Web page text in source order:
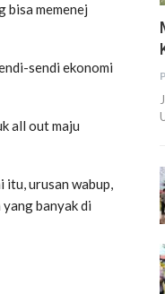
bisa memenej
sendi ekonomi
all out maju
itu, urusan wabup,
banyak di